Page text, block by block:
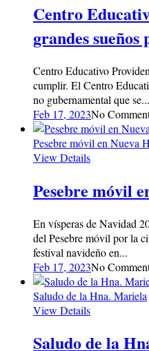
Centro
grandes
Centro Educativo
cumplir. El Centro
no gubernamental que se...
Feb 17, 2023No
Pesebre móvil en Nueva
View Details
Pesebre móvil
En vísperas de Navidad
del Pesebre móvil por la
festival navideño en...
Feb 17, 2023No
Saludo de la Hna. Mariela
View Details
Saludo de la